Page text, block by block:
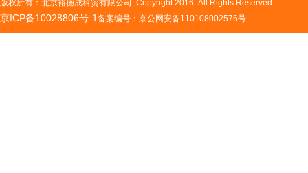
版权所有：北京裕德成科贸有限公司 Copyright 2016 All Rights Reserved.
京ICP备10028806号-1 备案编号：京公网安备110108002576号